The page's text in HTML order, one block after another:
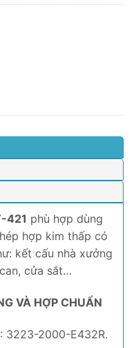
421 phù hợp dùng
hợp kim thấp có
kết cấu nhà xưởng
cửa sắt…
VÀ HỢP CHUẨN
3223-2000-E432R.